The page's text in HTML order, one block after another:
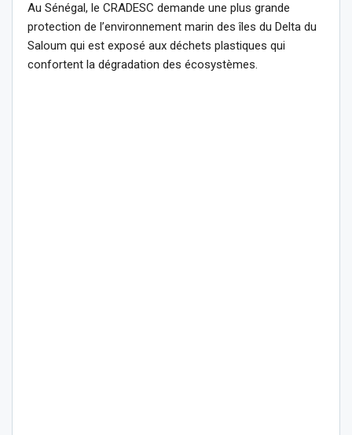
Au Sénégal, le CRADESC demande une plus grande
protection de l’environnement marin des îles du Delta du
Saloum qui est exposé aux déchets plastiques qui
confortent la dégradation des écosystèmes.